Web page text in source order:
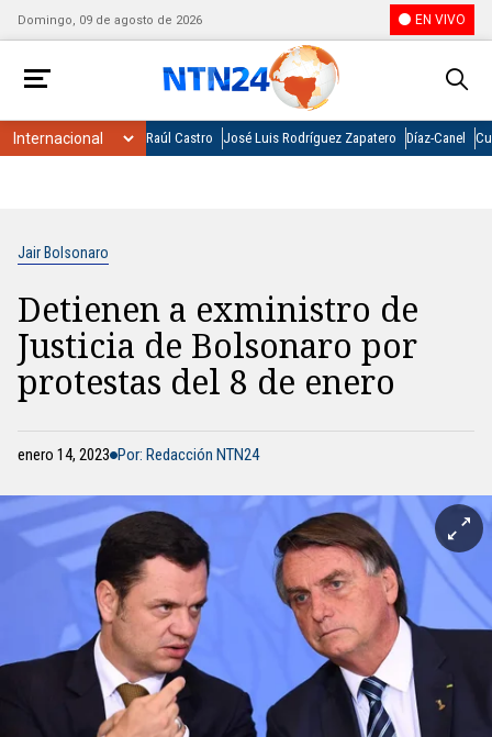
Domingo, 09 de agosto de 2026 EN VIVO
Raúl Castro José Luis Rodríguez Zapatero Díaz-Canel
Jair Bolsonaro
Detienen a exministro de
Justicia de Bolsonaro por
protestas del 8 de enero
enero 14, 2023 Por: Redacción NTN24